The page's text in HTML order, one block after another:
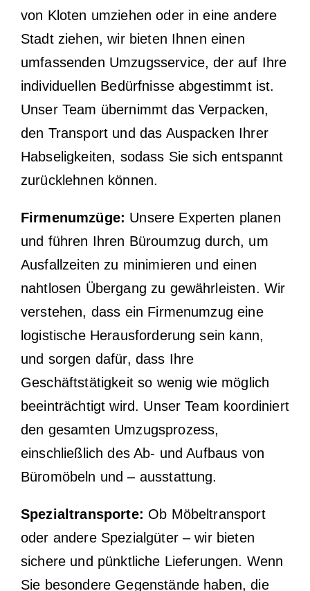
von Kloten umziehen oder in eine andere
Stadt ziehen, wir bieten Ihnen einen
umfassenden Umzugsservice, der auf Ihre
individuellen Bedürfnisse abgestimmt ist.
Unser Team übernimmt das Verpacken,
den Transport und das Auspacken Ihrer
Habseligkeiten, sodass Sie sich entspannt
zurücklehnen können.
Firmenumzüge: Unsere Experten planen
und führen Ihren Büroumzug durch, um
Ausfallzeiten zu minimieren und einen
nahtlosen Übergang zu gewährleisten. Wir
verstehen, dass ein Firmenumzug eine
logistische Herausforderung sein kann,
und sorgen dafür, dass Ihre
Geschäftstätigkeit so wenig wie möglich
beeinträchtigt wird. Unser Team koordiniert
den gesamten Umzugsprozess,
einschließlich des Ab- und Aufbaus von
Büromöbeln und – ausstattung.
Spezialtransporte: Ob Möbeltransport
oder andere Spezialgüter – wir bieten
sichere und pünktliche Lieferungen. Wenn
Sie besondere Gegenstände haben, die